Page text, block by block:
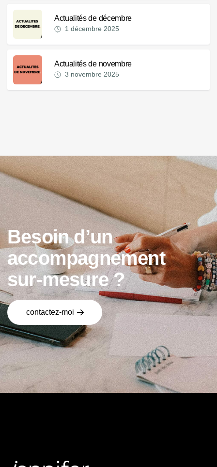
Actualités de décembre
1 décembre 2025
Actualités de novembre
3 novembre 2025
Besoin d’un
accompagnement
sur-mesure ?
contactez-moi